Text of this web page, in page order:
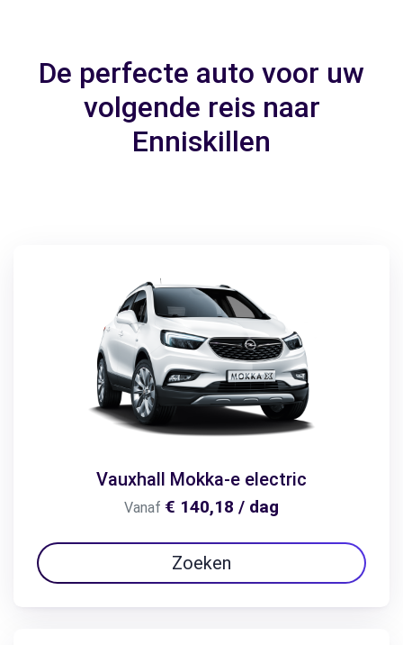
De perfecte auto voor uw
volgende reis naar
Enniskillen
Vauxhall Mokka-e electric
Vanaf € 140,18 / dag
Zoeken